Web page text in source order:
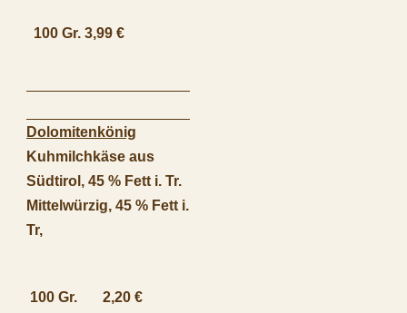
100 Gr. 3,99 €
Dolomitenkönig
Kuhmilchkäse aus
Südtirol, 45 % Fett i. Tr.
Mittelwürzig, 45 % Fett i.
Tr,
100 Gr. 2,20 €